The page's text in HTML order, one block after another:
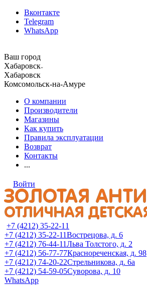
Вконтакте
Telegram
WhatsApp
Ваш город
Хабаровск
Хабаровск
Комсомольск-на-Амуре
О компании
Производители
Магазины
Как купить
Правила эксплуатации
Возврат
Контакты
...
Войти
+7 (4212) 35-22-11
+7 (4212) 35-22-11Вострецова, д. 6
+7 (4212) 76-44-11Льва Толстого, д. 2
+7 (4212) 56-77-77Краснореченская, д. 98
+7 (4212) 74-20-22Стрельникова, д. 6а
+7 (4212) 54-59-05Суворова, д. 10
WhatsApp